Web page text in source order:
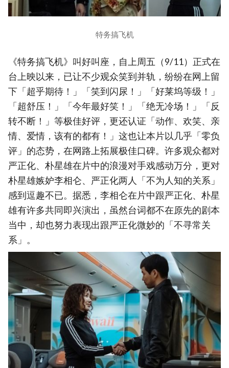
特务搞飞机
《特务搞飞机》叫好叫座，自上周五（9/11）正式在
台上映以来，已让不少观众笑到并轨，纷纷在网上留
下「超乎期待！」「笑到闪尿！」「好莱坞等级！」
「超舒压！」「今年最好笑！」「绝无冷场！」「反
转不断！」等极佳好评，更还认证「动作、欢笑、亲
情、爱情，该有的都有！」这也让本片以几乎「零负
评」的态势，在网路上拓展极佳口碑。许多观众都对
严正化、朴星雄在片中的浪漫对手戏感动万分，更对
朴星雄嫉妒李相仑、严正化两人「不为人知的关系」
感到逗趣不已。据悉，李相仑在片中跟严正化、朴星
雄有许多共同即兴演出，虽然台词都不在原先的剧本
当中，却也努力表现出跟严正化微妙的「不寻常关
系」。